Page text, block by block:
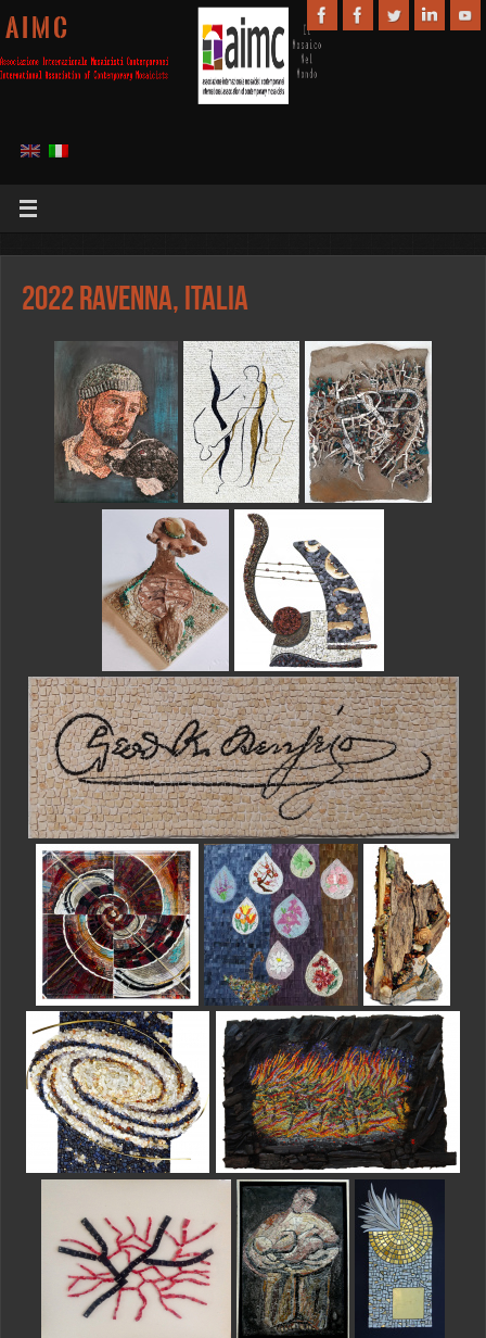
A I M C
2022 Ravenna, Italia